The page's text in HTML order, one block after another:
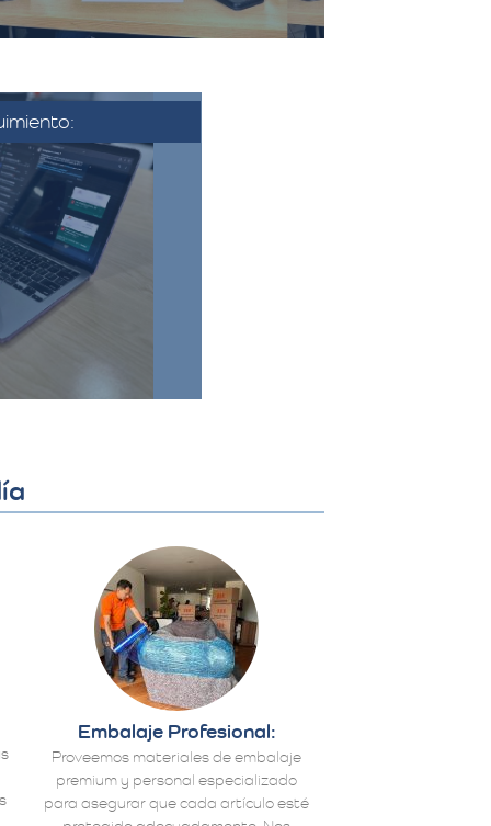
aprueba la
la fecha y
Se coordina
establecen los
finales.​
Embalaje Profesional:
Proveemos materiales de embalaje
premium y personal especializado
para asegurar que cada artículo esté